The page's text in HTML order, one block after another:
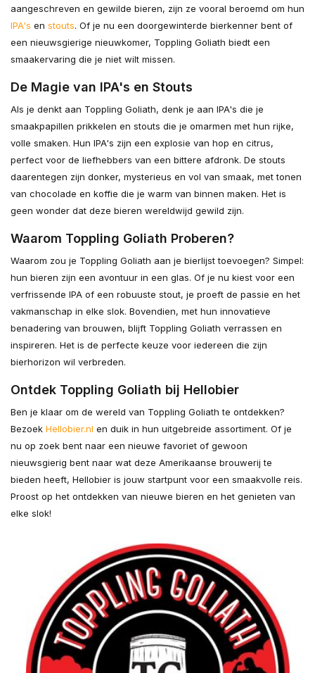
aangeschreven en gewilde bieren, zijn ze vooral beroemd om hun
IPA's en stouts. Of je nu een doorgewinterde bierkenner bent of
een nieuwsgierige nieuwkomer, Toppling Goliath biedt een
smaakervaring die je niet wilt missen.
De Magie van IPA's en Stouts
Als je denkt aan Toppling Goliath, denk je aan IPA's die je
smaakpapillen prikkelen en stouts die je omarmen met hun rijke,
volle smaken. Hun IPA's zijn een explosie van hop en citrus,
perfect voor de liefhebbers van een bittere afdronk. De stouts
daarentegen zijn donker, mysterieus en vol van smaak, met tonen
van chocolade en koffie die je warm van binnen maken. Het is
geen wonder dat deze bieren wereldwijd gewild zijn.
Waarom Toppling Goliath Proberen?
Waarom zou je Toppling Goliath aan je bierlijst toevoegen? Simpel:
hun bieren zijn een avontuur in een glas. Of je nu kiest voor een
verfrissende IPA of een robuuste stout, je proeft de passie en het
vakmanschap in elke slok. Bovendien, met hun innovatieve
benadering van brouwen, blijft Toppling Goliath verrassen en
inspireren. Het is de perfecte keuze voor iedereen die zijn
bierhorizon wil verbreden.
Ontdek Toppling Goliath bij Hellobier
Ben je klaar om de wereld van Toppling Goliath te ontdekken?
Bezoek Hellobier.nl en duik in hun uitgebreide assortiment. Of je
nu op zoek bent naar een nieuwe favoriet of gewoon
nieuwsgierig bent naar wat deze Amerikaanse brouwerij te
bieden heeft, Hellobier is jouw startpunt voor een smaakvolle reis.
Proost op het ontdekken van nieuwe bieren en het genieten van
elke slok!